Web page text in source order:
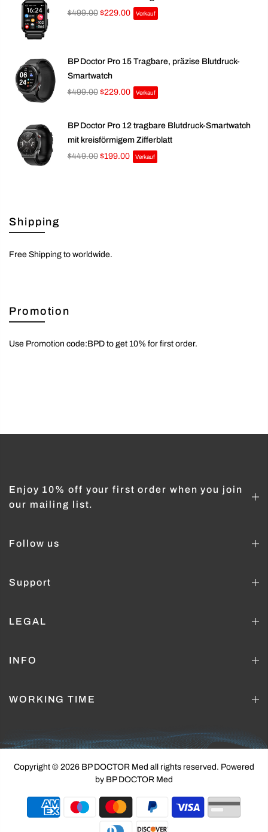
$499.00 $229.00 Verkauf
BP Doctor Pro 15 Tragbare, präzise Blutdruck-
Smartwatch
$499.00 $229.00 Verkauf
BP Doctor Pro 12 tragbare Blutdruck-Smartwatch
mit kreisförmigem Zifferblatt
$449.00 $199.00 Verkauf
Shipping
Free Shipping to worldwide.
Promotion
Use Promotion code:BPD to get 10% for first order.
Enjoy 10% off your first order when you join
our mailing list.
Follow us
Support
LEGAL
INFO
WORKING TIME
Copyright © 2026 BP DOCTOR Med all rights reserved. Powered
by BP DOCTOR Med